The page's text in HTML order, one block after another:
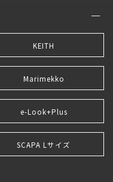
KEITH
Marimekko
e-Look+Plus
SCAPA Lサイズ